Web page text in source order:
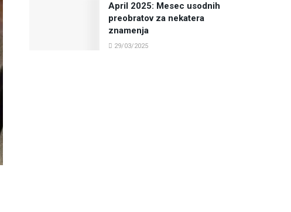
April 2025: Mesec usodnih
preobratov za nekatera
znamenja
29/03/2025